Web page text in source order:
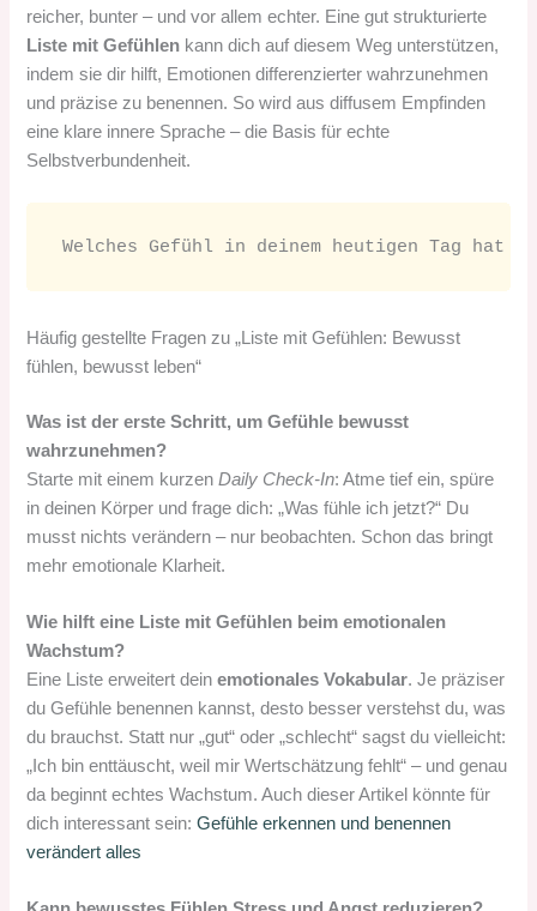
reicher, bunter – und vor allem echter. Eine gut strukturierte
Liste mit Gefühlen kann dich auf diesem Weg unterstützen,
indem sie dir hilft, Emotionen differenzierter wahrzunehmen
und präzise zu benennen. So wird aus diffusem Empfinden
eine klare innere Sprache – die Basis für echte
Selbstverbundenheit.
Welches Gefühl in deinem heutigen Tag hat
Häufig gestellte Fragen zu „Liste mit Gefühlen: Bewusst
fühlen, bewusst leben“
Was ist der erste Schritt, um Gefühle bewusst
wahrzunehmen?
Starte mit einem kurzenDaily Check‑In: Atme tief ein, spüre
in deinen Körper und frage dich: „Was fühle ich jetzt?“ Du
musst nichts verändern – nur beobachten. Schon das bringt
mehr emotionale Klarheit.
Wie hilft eine Liste mit Gefühlen beim emotionalen
Wachstum?
Eine Liste erweitert deinemotionales Vokabular. Je präziser
du Gefühle benennen kannst, desto besser verstehst du, was
du brauchst. Statt nur „gut“ oder „schlecht“ sagst du vielleicht:
„Ich bin enttäuscht, weil mir Wertschätzung fehlt“ – und genau
da beginnt echtes Wachstum. Auch dieser Artikel könnte für
dich interessant sein:Gefühle erkennen und benennen
verändert alles